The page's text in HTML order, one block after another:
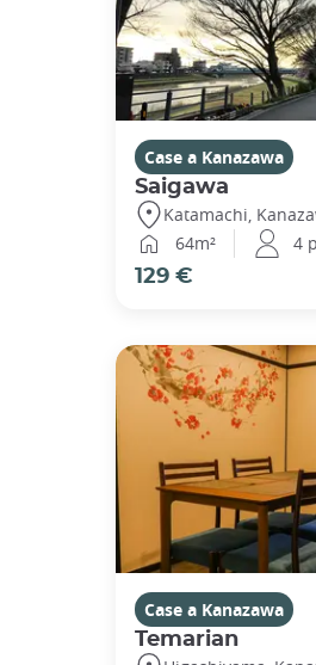
Case a Kanazawa
Saigawa
Katamachi,
64m²
4
129 €
Case a Kanazawa
Temarian